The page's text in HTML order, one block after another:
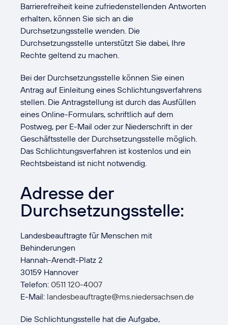
Barrierefreiheit keine zufriedenstellenden Antworten
erhalten, können Sie sich an die
Durchsetzungsstelle wenden. Die
Durchsetzungsstelle unterstützt Sie dabei, Ihre
Rechte geltend zu machen.
Bei der Durchsetzungsstelle können Sie einen
Antrag auf Einleitung eines Schlichtungsverfahrens
stellen. Die Antragstellung ist durch das Ausfüllen
eines Online-Formulars, schriftlich auf dem
Postweg, per E-Mail oder zur Niederschrift in der
Geschäftsstelle der Durchsetzungsstelle möglich.
Das Schlichtungsverfahren ist kostenlos und ein
Rechtsbeistand ist nicht notwendig.
Adresse der
Durchsetzungsstelle:
Landesbeauftragte für Menschen mit
Behinderungen
Hannah-Arendt-Platz 2
30159 Hannover
Telefon: 0511 120-4007
E-Mail: landesbeauftragte@ms.niedersachsen.de
Die Schlichtungsstelle hat die Aufgabe,